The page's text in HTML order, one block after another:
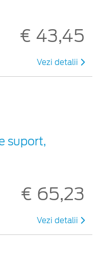
€ 43,45
Vezi detalii
suport,
€ 65,23
Vezi detalii